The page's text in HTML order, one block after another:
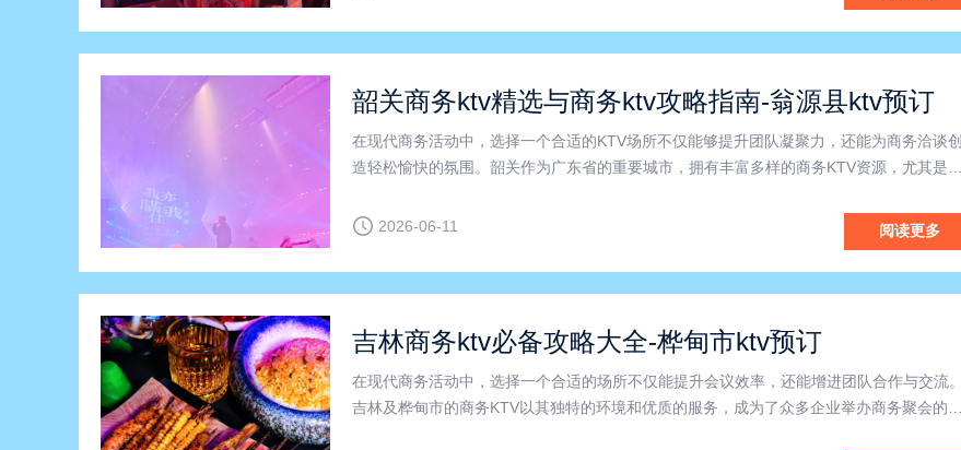
韶关商务ktv精选与商务ktv攻略指南-翁源县ktv预订
在现代商务活动中，选择一个合适的KTV场所不仅能够提升团队凝聚力，还能为商务洽谈创
造轻松愉快的氛围。韶关作为广东省的重要城市，拥有丰富多样的商务KTV资源，尤其是在
V优势及实用攻略，助您轻松掌握商务娱乐新风尚。首先，韶关商务KTV凭借其优
2026-06-11 阅读更多
吉林商务ktv必备攻略大全-桦甸市ktv预订
在现代商务活动中，选择一个合适的场所不仅能提升会议效率，还能增进团队合作与交流。
吉林及桦甸市的商务KTV以其独特的环境和优质的服务，成为了众多企业举办商务聚会的理